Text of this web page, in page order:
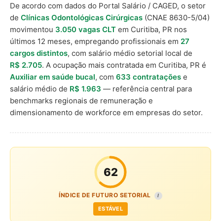
De acordo com dados do Portal Salário / CAGED, o setor
de Clínicas Odontológicas Cirúrgicas (CNAE 8630-5/04)
movimentou 3.050 vagas CLT em Curitiba, PR nos
últimos 12 meses, empregando profissionais em 27
cargos distintos, com salário médio setorial local de
R$ 2.705. A ocupação mais contratada em Curitiba, PR é
Auxiliar em saúde bucal, com 633 contratações e
salário médio de R$ 1.963 — referência central para
benchmarks regionais de remuneração e
dimensionamento de workforce em empresas do setor.
62
ÍNDICE DE FUTURO SETORIAL I
ESTÁVEL